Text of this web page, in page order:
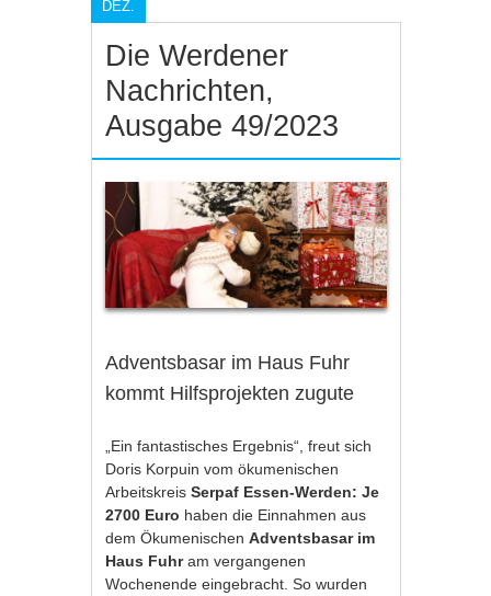
DEZ.
Die Werdener
Nachrichten,
Ausgabe 49/2023
Adventsbasar im Haus Fuhr
kommt Hilfsprojekten zugute
„Ein fantastisches Ergebnis“, freut sich
Doris Korpuin vom ökumenischen
ArbeitskreisSerpaf Essen-Werden: Je
2700 Euro haben die Einnahmen aus
dem ÖkumenischenAdventsbasar im
Haus Fuhram vergangenen
Wochenende eingebracht. So wurden